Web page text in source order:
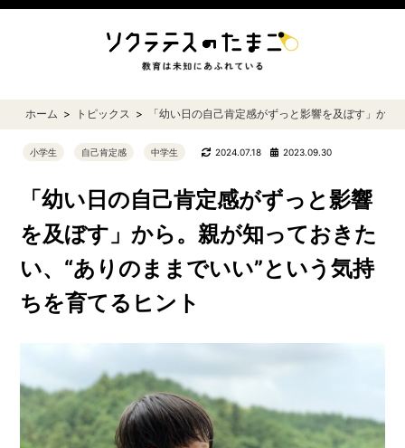
ホーム トピックス 「幼い日の自己肯定感がずっと影響を及ぼす」か
小学生 自己肯定感 中学生 2024.07.18 2023.09.30
「幼い日の自己肯定感がずっと影響
を及ぼす」から。親が知っておきた
い、“ありのままでいい”という気持
ちを育てるヒント